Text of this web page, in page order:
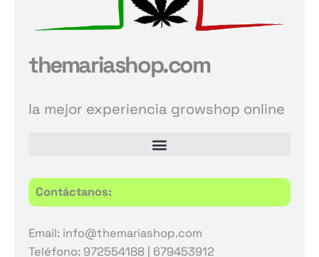
themariashop.com
la mejor experiencia growshop online
Contáctanos:
Email: info@themariashop.com
Teléfono: 972554188 | 679453912